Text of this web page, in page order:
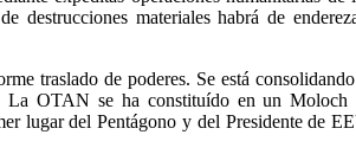
destrucciones materiales habrá de
traslado de poderes. Se está
La OTAN se ha constituído en un
lugar del Pentágono y del Presidente de